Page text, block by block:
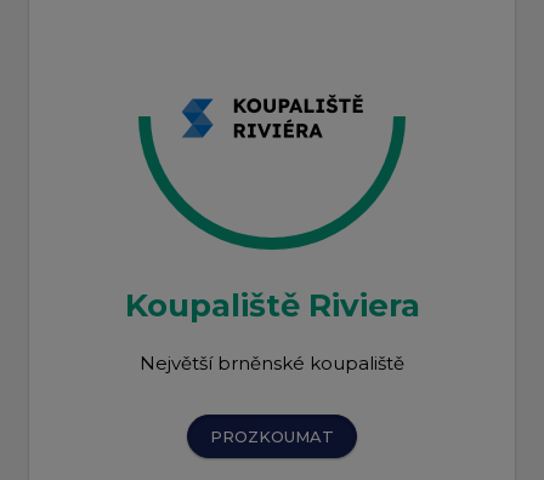
Koupaliště Riviera
Největší brněnské koupaliště
PROZKOUMAT